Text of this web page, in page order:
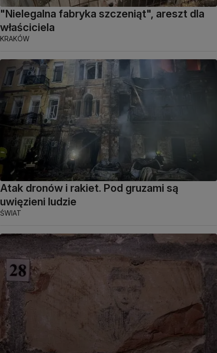
"Nielegalna fabryka szczeniąt", areszt dla
właściciela
KRAKÓW
Atak dronów i rakiet. Pod gruzami są
uwięzieni ludzie
ŚWIAT